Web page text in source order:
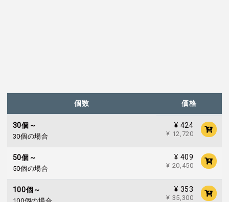
個数 価格
30個～
30個の場合
¥ 424
¥ 12,720
50個～
50個の場合
¥ 409
¥ 20,450
100個～ ¥ 353
¥ 35,300